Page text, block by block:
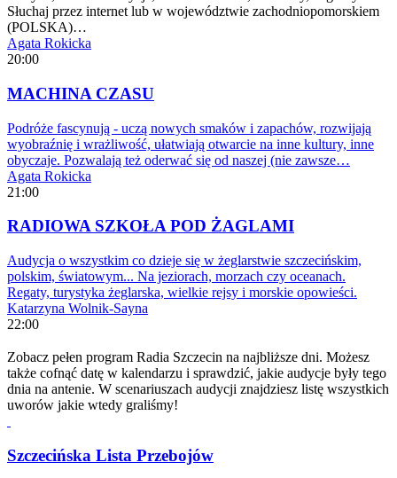
Słuchaj przez internet lub w województwie zachodniopomorskiem
(POLSKA)…
Agata Rokicka
20:00
MACHINA CZASU
Podróże fascynują - uczą nowych smaków i zapachów, rozwijają
wyobraźnię i wrażliwość, ułatwiają otwarcie na inne kultury, inne
obyczaje. Pozwalają też oderwać się od naszej (nie zawsze…
Agata Rokicka
21:00
RADIOWA SZKOŁA POD ŻAGLAMI
Audycja o wszystkim co dzieje się w żeglarstwie szczecińskim,
polskim, światowym... Na jeziorach, morzach czy oceanach.
Regaty, turystyka żeglarska, wielkie rejsy i morskie opowieści.
Katarzyna Wolnik-Sayna
22:00
Zobacz pełen program Radia Szczecin na najbliższe dni. Możesz
także cofnąć datę w kalendarzu i sprawdzić, jakie audycje były tego
dnia na antenie. W scenariuszach audycji znajdziesz listę wszystkich
uworów jakie wtedy graliśmy!
Szczecińska Lista Przebojów